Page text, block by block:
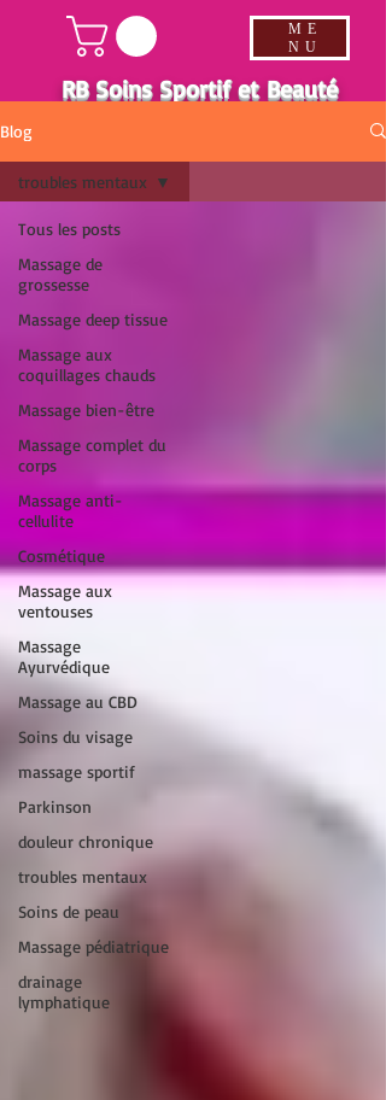
RB Soins Sportif et Beauté
ME
NU
Blog
Tous les posts
Massage de
grossesse
Massage deep tissue
Massage aux
coquillages chauds
Massage bien-être
Massage complet du
corps
Massage anti-
cellulite
Cosmétique
Massage aux
ventouses
Massage
Ayurvédique
Massage au CBD
Soins du visage
massage sportif
Parkinson
douleur chronique
troubles mentaux
Soins de peau
Massage pédiatrique
drainage
lymphatique
troubles mentaux